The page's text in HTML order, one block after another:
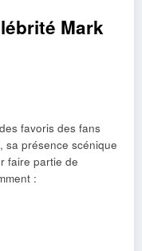
Mark
favoris des fans
sa présence scénique
faire partie de
: